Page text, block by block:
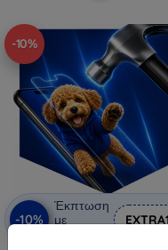
-10%
-10%
Έκπτωση
με